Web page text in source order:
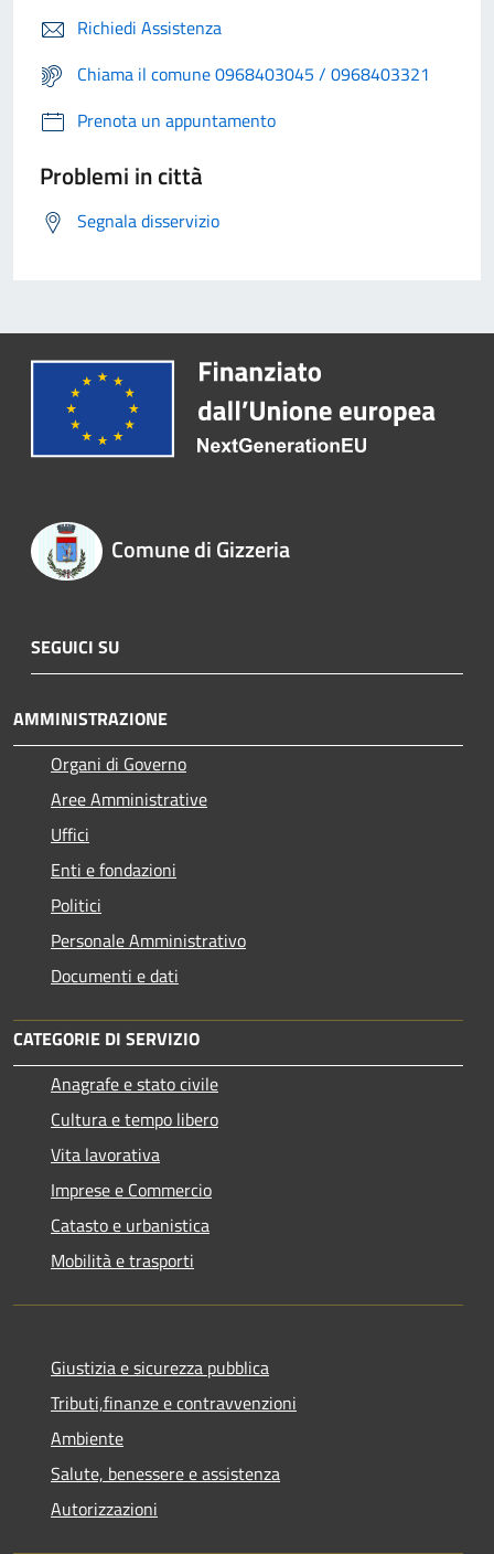
Richiedi Assistenza
Chiama il comune 0968403045 / 0968403321
Prenota un appuntamento
Problemi in città
Segnala disservizio
Comune di Gizzeria
SEGUICI SU
AMMINISTRAZIONE
Organi di Governo
Aree Amministrative
Uffici
Enti e fondazioni
Politici
Personale Amministrativo
Documenti e dati
CATEGORIE DI SERVIZIO
Anagrafe e stato civile
Cultura e tempo libero
Vita lavorativa
Imprese e Commercio
Catasto e urbanistica
Mobilità e trasporti
Giustizia e sicurezza pubblica
Tributi,finanze e contravvenzioni
Ambiente
Salute, benessere e assistenza
Autorizzazioni